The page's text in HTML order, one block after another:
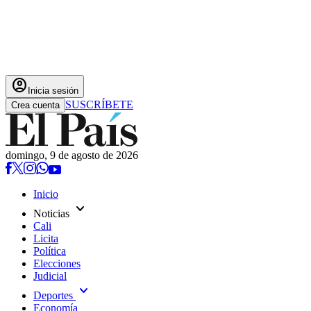
account_circle Inicia sesión
Crea cuenta SUSCRÍBETE
domingo, 9 de agosto de 2026
Inicio
Noticias expand_more
Cali
Licita
Política
Elecciones
Judicial
Deportes expand_more
Economía